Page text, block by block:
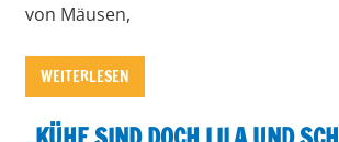
von Mäusen,
WEITERLESEN